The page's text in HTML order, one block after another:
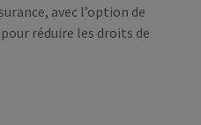
avec l’option de
réduire les droits de